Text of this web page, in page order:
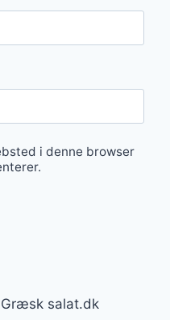
i denne browser
salat.dk